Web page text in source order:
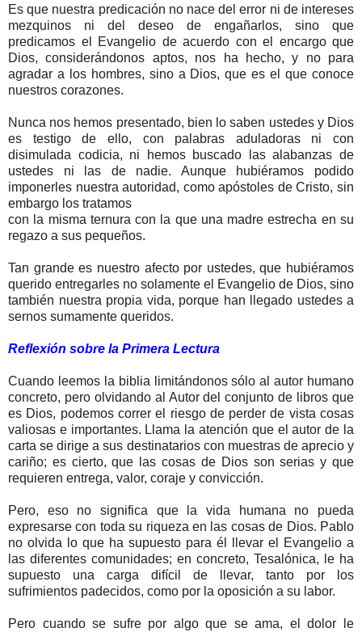
Es que nuestra predicación no nace del error ni de intereses
mezquinos ni del deseo de engañarlos, sino que
predicamos el Evangelio de acuerdo con el encargo que
Dios, considerándonos aptos, nos ha hecho, y no para
agradar a los hombres, sino a Dios, que es el que conoce
nuestros corazones.
Nunca nos hemos presentado, bien lo saben ustedes y Dios
es testigo de ello, con palabras aduladoras ni con
disimulada codicia, ni hemos buscado las alabanzas de
ustedes ni las de nadie. Aunque hubiéramos podido
imponerles nuestra autoridad, como apóstoles de Cristo, sin
embargo los tratamos
con la misma ternura con la que una madre estrecha en su
regazo a sus pequeños.
Tan grande es nuestro afecto por ustedes, que hubiéramos
querido entregarles no solamente el Evangelio de Dios, sino
también nuestra propia vida, porque han llegado ustedes a
sernos sumamente queridos.
Reflexión sobre la Primera Lectura
Cuando leemos la biblia limitándonos sólo al autor humano
concreto, pero olvidando al Autor del conjunto de libros que
es Dios, podemos correr el riesgo de perder de vista cosas
valiosas e importantes. Llama la atención que el autor de la
carta se dirige a sus destinatarios con muestras de aprecio y
cariño; es cierto, que las cosas de Dios son serias y que
requieren entrega, valor, coraje y convicción.
Pero, eso no significa que la vida humana no pueda
expresarse con toda su riqueza en las cosas de Dios. Pablo
no olvida lo que ha supuesto para él llevar el Evangelio a
las diferentes comunidades; en concreto, Tesalónica, le ha
supuesto una carga difícil de llevar, tanto por los
sufrimientos padecidos, como por la oposición a su labor.
Pero cuando se sufre por algo que se ama, el dolor le